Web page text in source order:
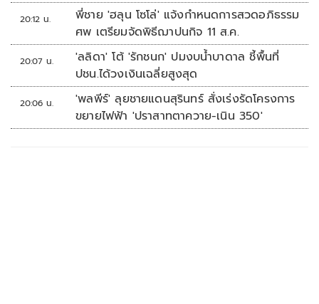
20:12 น.
พี่ชาย 'ฮลุน โซโล่' แจ้งกำหนดการสวดอภิธรรม
ศพ เตรียมจัดพิธีฌาปนกิจ 11 ส.ค.
20:07 น.
'ลลิดา' โต้ 'รักชนก' ปมงบน้ำบาดาล ชี้พื้นที่
ปชน.ได้วงเงินเฉลี่ยสูงสุด
20:06 น.
'พลพีร์' ลุยชายแดนสุรินทร์ สั่งเร่งรัดโครงการ
ขยายไฟฟ้า 'ปราสาทตาควาย-เนิน 350'